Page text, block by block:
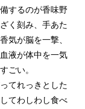
するのが香味野
く刻み、手あた
気が脳を一撃、
液が体中を一気
ごい。
てれっきとした
てわしわし食べ